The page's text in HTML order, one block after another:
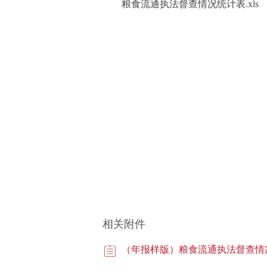
粮食流通执法督查情况统计表.xls
相关附件
（年报样版）粮食流通执法督查